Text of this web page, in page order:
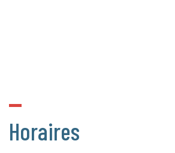
Horaires